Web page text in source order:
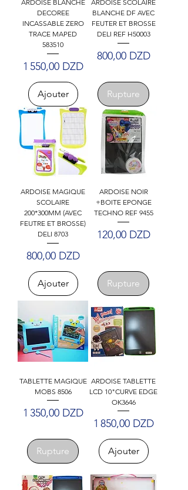
ARDOISE BLANCHE
DECOREE
INCASSABLE ZERO
TRACE MAPED
583510
Prix
1 550,00 DZD
Ajouter
ARDOISE SCOLAIRE
BLANCHE DF AVEC
FEUTER ET BROSSE
DELI REF H50003
Prix
800,00 DZD
Rupture
ARDOISE MAGIQUE
SCOLAIRE
200*300MM (AVEC
FEUTRE ET BROSSE)
DELI 8703
Prix
800,00 DZD
Ajouter
ARDOISE NOIR
+BOITE EPONGE
TECHNO REF 9455
Prix
120,00 DZD
Rupture
TABLETTE MAGIQUE
MOBS 8506
Prix
1 350,00 DZD
Rupture
ARDOISE TABLETTE
LCD 10"CURVE EDGE
OK3646
Prix
1 850,00 DZD
Ajouter